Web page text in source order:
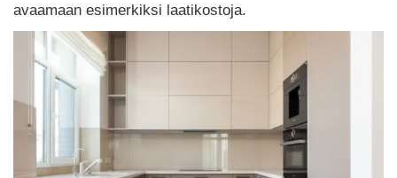
avaamaan esimerkiksi laatikostoja.